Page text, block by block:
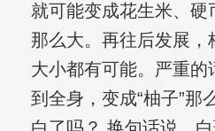
就可能变成花生米、硬
那么大。再往后发展，
大小都有可能。严重的
到全身，变成“柚子”那